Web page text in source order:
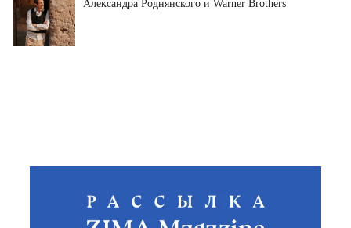
Александра Роднянского и Warner Brothers